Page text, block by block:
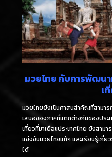
มวยไทย กับการพัฒน
เ
มวยไทยยังเป็นศาสนสำคัญที่สามาร
เสนอของภาคที่แตกต่างกันของประ
เที่ยวที่มาเยือนประเทศไทย ยังสาม
แข่งขันมวยไทยแท้ๆ และเรียนรู้เกี่
ได้